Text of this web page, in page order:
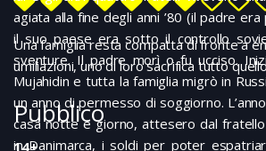
agiata alla fine degli anni ’80 (il padre
il suo paese era sotto il controllo
sventure. Il padre morì o fu ucciso.
Mujahidin e tutta la famiglia migrò in
un anno di permesso di soggiorno.
casa notte e giorno, attesero dal
in Danimarca, i soldi per poter
Una famiglia resta compatta di fronte a
umiliazioni, uno di loro sacrifica tutto
Pubblico
14+